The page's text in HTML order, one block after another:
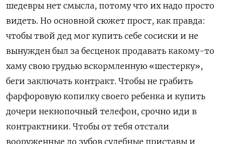
шедевры нет смысла, потому что их надо просто
видеть. Но основной сюжет прост, как правда:
чтобы твой дед мог купить себе сосиски и не
вынужден был за бесценок продавать какому-то
хаму свою грудью вскормленную «шестерку»,
беги заключать контракт. Чтобы не грабить
фарфоровую копилку своего ребенка и купить
дочери некнопочный телефон, срочно иди в
контрактники. Чтобы от тебя отстали
вооруженные до зубов судебные приставы и